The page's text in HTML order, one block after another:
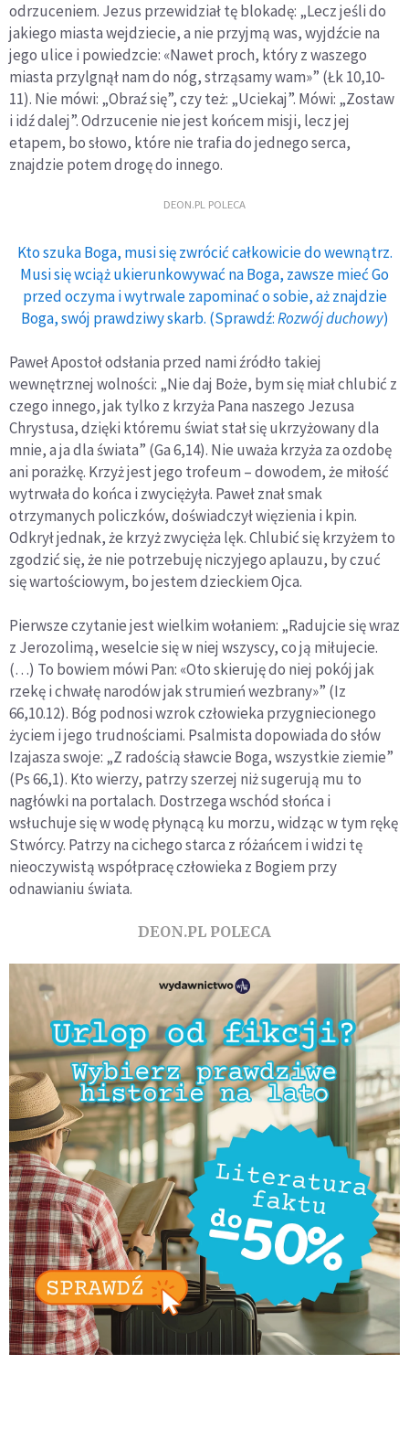
odrzuceniem. Jezus przewidział tę blokadę: „Lecz jeśli do
jakiego miasta wejdziecie, a nie przyjmą was, wyjdźcie na
jego ulice i powiedzcie: «Nawet proch, który z waszego
miasta przylgnął nam do nóg, strząsamy wam»” (Łk 10,10-
11). Nie mówi: „Obraź się”, czy też: „Uciekaj”. Mówi: „Zostaw
i idź dalej”. Odrzucenie nie jest końcem misji, lecz jej
etapem, bo słowo, które nie trafia do jednego serca,
znajdzie potem drogę do innego.
DEON.PL POLECA
Kto szuka Boga, musi się zwrócić całkowicie do wewnątrz.
Musi się wciąż ukierunkowywać na Boga, zawsze mieć Go
przed oczyma i wytrwale zapominać o sobie, aż znajdzie
Boga, swój prawdziwy skarb. (Sprawdź:Rozwój duchowy)
Paweł Apostoł odsłania przed nami źródło takiej
wewnętrznej wolności: „Nie daj Boże, bym się miał chlubić z
czego innego, jak tylko z krzyża Pana naszego Jezusa
Chrystusa, dzięki któremu świat stał się ukrzyżowany dla
mnie, a ja dla świata” (Ga 6,14). Nie uważa krzyża za ozdobę
ani porażkę. Krzyż jest jego trofeum – dowodem, że miłość
wytrwała do końca i zwyciężyła. Paweł znał smak
otrzymanych policzków, doświadczył więzienia i kpin.
Odkrył jednak, że krzyż zwycięża lęk. Chlubić się krzyżem to
zgodzić się, że nie potrzebuję niczyjego aplauzu, by czuć
się wartościowym, bo jestem dzieckiem Ojca.
Pierwsze czytanie jest wielkim wołaniem: „Radujcie się wraz
z Jerozolimą, weselcie się w niej wszyscy, co ją miłujecie.
(…) To bowiem mówi Pan: «Oto skieruję do niej pokój jak
rzekę i chwałę narodów jak strumień wezbrany»” (Iz
66,10.12). Bóg podnosi wzrok człowieka przygniecionego
życiem i jego trudnościami. Psalmista dopowiada do słów
Izajasza swoje: „Z radością sławcie Boga, wszystkie ziemie”
(Ps 66,1). Kto wierzy, patrzy szerzej niż sugerują mu to
nagłówki na portalach. Dostrzega wschód słońca i
wsłuchuje się w wodę płynącą ku morzu, widząc w tym rękę
Stwórcy. Patrzy na cichego starca z różańcem i widzi tę
nieoczywistą współpracę człowieka z Bogiem przy
odnawianiu świata.
DEON.PL POLECA